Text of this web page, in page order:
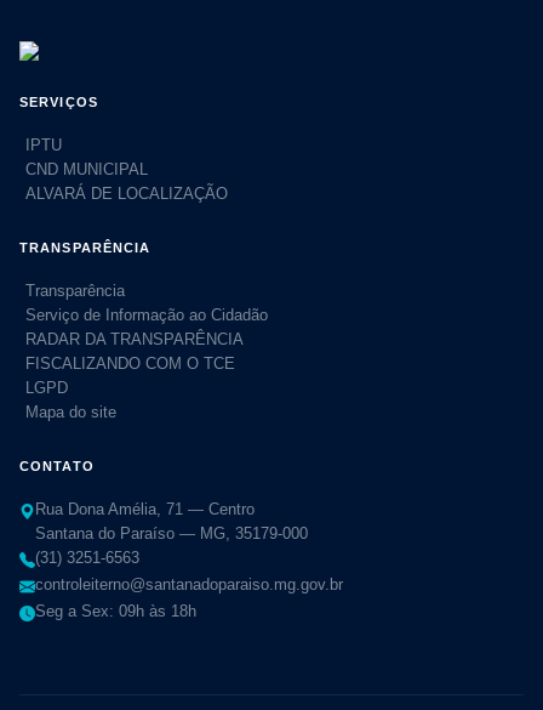
SERVIÇOS
IPTU
CND MUNICIPAL
ALVARÁ DE LOCALIZAÇÃO
TRANSPARÊNCIA
Transparência
Serviço de Informação ao Cidadão
RADAR DA TRANSPARÊNCIA
FISCALIZANDO COM O TCE
LGPD
Mapa do site
CONTATO
Rua Dona Amélia, 71 — Centro
Santana do Paraíso — MG, 35179-000
(31) 3251-6563
controleiterno@santanadoparaiso.mg.gov.br
Seg a Sex: 09h às 18h